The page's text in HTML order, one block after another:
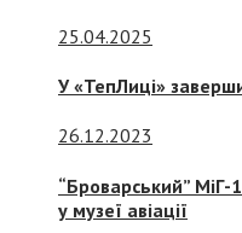
25.04.2025
У «ТепЛиці»
26.12.2023
“Броварський”
у музеї авіації